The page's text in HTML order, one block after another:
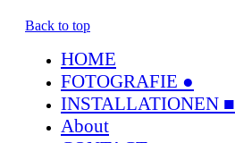
Back to top
HOME
FOTOGRAFIE ●
INSTALLATIONEN ■
About